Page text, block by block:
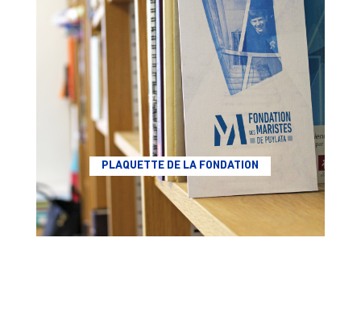
PLAQUETTE DE LA FONDATION